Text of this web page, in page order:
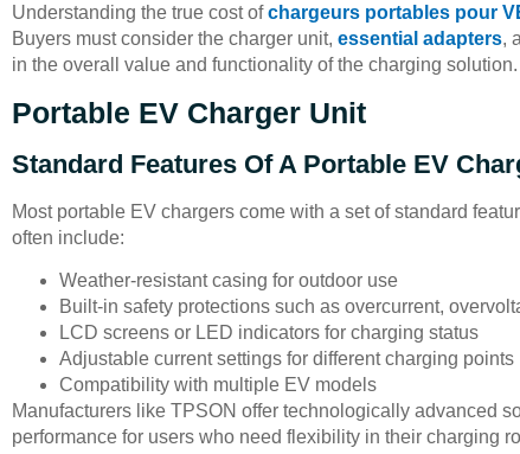
Understanding the true cost ofchargeurs portables pour
Buyers must consider the charger unit, essential adapters,
in the overall value and functionality of the charging solution.
Portable EV Charger Unit
Standard Features Of A Portable EV
Most portable EV chargers come with a set of standard
often include:
Weather-resistant casing for outdoor use
Built-in safety protections such as overcurrent,
LCD screens or LED indicators for charging status
Adjustable current settings for different charging points
Compatibility with multiple EV models
Manufacturers like TPSON offer technologically advanced
performance for users who need flexibility in their charging